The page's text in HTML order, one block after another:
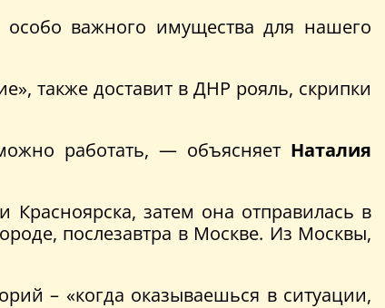
важного имущества для нашего
также доставит в ДНР рояль, скрипки
работать, — объясняет Наталия
Красноярска, затем она отправилась в
послезавтра в Москве. Из Москвы,
– «когда оказываешься в ситуации,